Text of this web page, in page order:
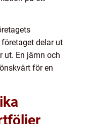
delar ut
ut. En jämn och
för en